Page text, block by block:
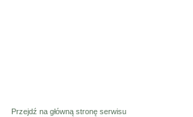
Przejdź na główną stronę serwisu